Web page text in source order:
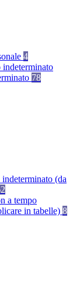
4
indeterminato
78
(da
a tempo
in tabelle) 8